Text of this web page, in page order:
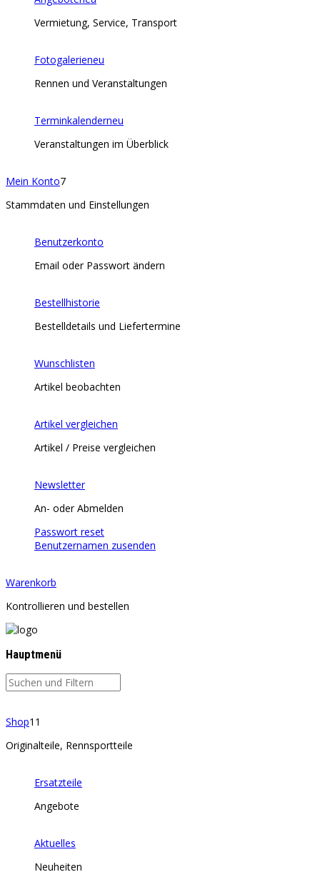
Vermietung, Service, Transport
Fotogalerieneu
Rennen und Veranstaltungen
Terminkalenderneu
Veranstaltungen im Überblick
Mein Konto7
Stammdaten und Einstellungen
Benutzerkonto
Email oder Passwort ändern
Bestellhistorie
Bestelldetails und Liefertermine
Wunschlisten
Artikel beobachten
Artikel vergleichen
Artikel / Preise vergleichen
Newsletter
An- oder Abmelden
Passwort reset
Benutzernamen zusenden
Warenkorb
Kontrollieren und bestellen
Hauptmenü
Shop11
Originalteile, Rennsportteile
Ersatzteile
Angebote
Aktuelles
Neuheiten